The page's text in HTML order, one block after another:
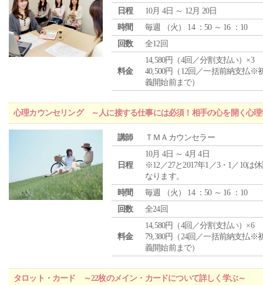
日程
10月 4日 ～ 12月 20日
時間
毎週 （火 ） 14 ：50 ～ 16 ：10
回数
全12回
料金
14,580円（4回／分割支払い）×3
40,500円（12回／一括前納支払※
義開始前まで）
心理カウンセリング ～人に接する仕事には必須！相手の心を開く心理
講師 ＴＭＡカウンセラー
日程
10月 4日 ～ 4月 4日
※12／27と2017年1／3・1／10は
なります。
時間
毎週 （火 ） 14 ：50 ～ 16 ：10
回数
全24回
料金
14,580円（4回／分割支払い）×6
79,380円（24回／一括前納支払※
義開始前まで）
タロット・カード ～22枚のメイン・カードについて詳しく学ぶ～